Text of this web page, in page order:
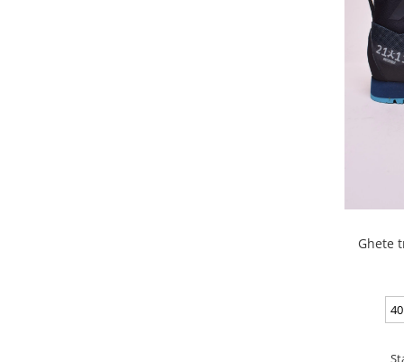
Ghete